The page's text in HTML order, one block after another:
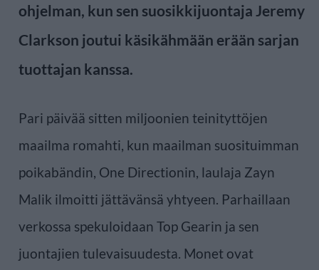
ohjelman, kun sen suosikkijuontaja Jeremy
Clarkson joutui käsikähmään erään sarjan
tuottajan kanssa.
Pari päivää sitten miljoonien teinityttöjen
maailma romahti, kun maailman suosituimman
poikabändin, One Directionin, laulaja Zayn
Malik ilmoitti jättävänsä yhtyeen. Parhaillaan
verkossa spekuloidaan Top Gearin ja sen
juontajien tulevaisuudesta. Monet ovat